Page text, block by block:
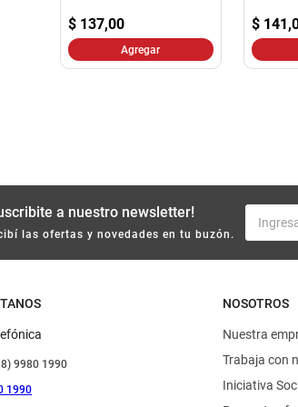
$ 137,00
Agregar
$
a nuestro newsletter!
las ofertas y novedades en tu buzón.
9980 1990
1990
NOSOTROS
Nuestra
Trabaja con
Iniciativa